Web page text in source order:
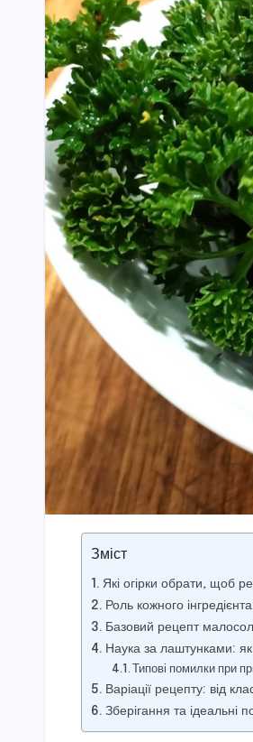
Зміст
Які огірки обрати, щоб
Роль кожного
Базовий рецепт
Наука за лаштунками:
Типові помилки при
Варіації рецепту: від
Зберігання та ідеальні